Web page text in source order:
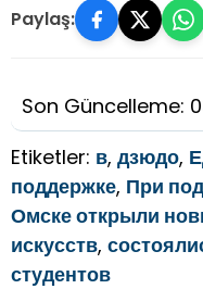
Paylaş:
Son Güncelleme:
Etiketler: в, дзюдо,
поддержке, При
Омске открыли
искусств,
студентов